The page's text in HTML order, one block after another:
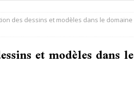
des dessins et modèles dans le domaine
et modèles dans le